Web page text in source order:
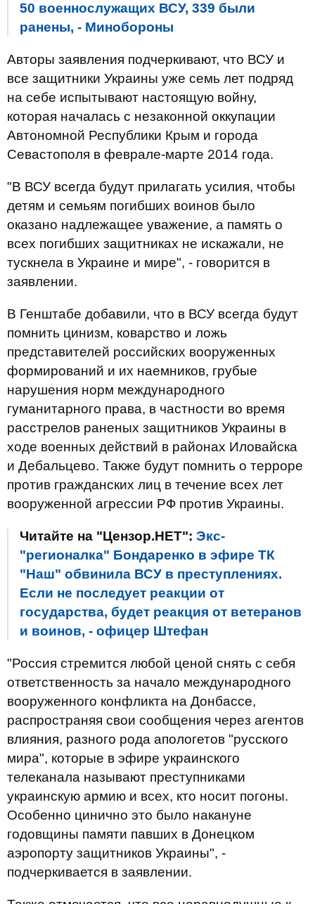
50 военнослужащих ВСУ, 339 были
ранены, - Минобороны
Авторы заявления подчеркивают, что ВСУ и
все защитники Украины уже семь лет подряд
на себе испытывают настоящую войну,
которая началась с незаконной оккупации
Автономной Республики Крым и города
Севастополя в феврале-марте 2014 года.
"В ВСУ всегда будут прилагать усилия, чтобы
детям и семьям погибших воинов было
оказано надлежащее уважение, а память о
всех погибших защитниках не искажали, не
тускнела в Украине и мире", - говорится в
заявлении.
В Генштабе добавили, что в ВСУ всегда будут
помнить цинизм, коварство и ложь
представителей российских вооруженных
формирований и их наемников, грубые
нарушения норм международного
гуманитарного права, в частности во время
расстрелов раненых защитников Украины в
ходе военных действий в районах Иловайска
и Дебальцево. Также будут помнить о терроре
против гражданских лиц в течение всех лет
вооруженной агрессии РФ против Украины.
Читайте на "Цензор.НЕТ": Экс-
"регионалка" Бондаренко в эфире ТК
"Наш" обвинила ВСУ в преступлениях.
Если не последует реакции от
государства, будет реакция от ветеранов
и воинов, - офицер Штефан
"Россия стремится любой ценой снять с себя
ответственность за начало международного
вооруженного конфликта на Донбассе,
распространяя свои сообщения через агентов
влияния, разного рода апологетов "русского
мира", которые в эфире украинского
телеканала называют преступниками
украинскую армию и всех, кто носит погоны.
Особенно цинично это было накануне
годовщины памяти павших в Донецком
аэропорту защитников Украины", -
подчеркивается в заявлении.